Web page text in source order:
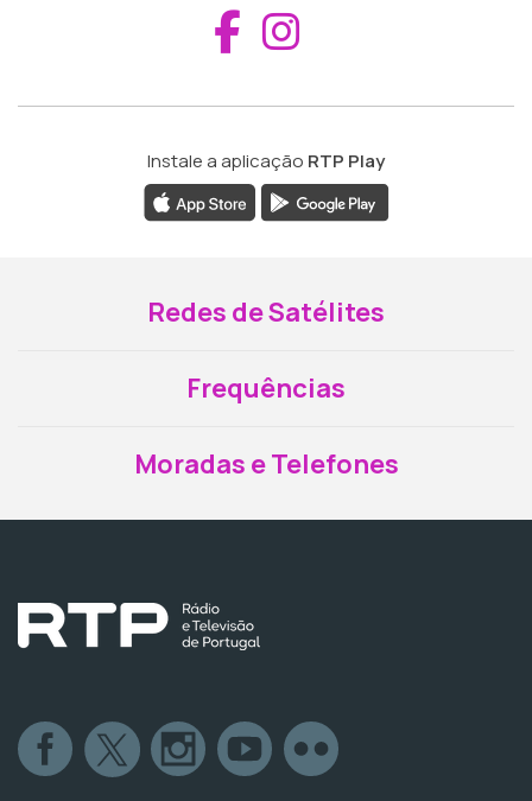
Aceder ao
Instale a aplicação RTP Play
Redes de Satélites
Frequências
Moradas e Telefones